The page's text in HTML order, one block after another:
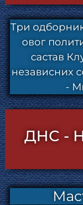
Три
овог
састав
независних
-
ДНС -